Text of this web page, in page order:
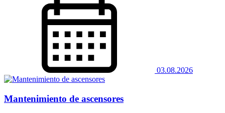
03.08.2026
Mantenimiento de ascensores